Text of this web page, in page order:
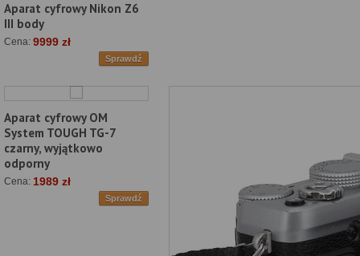
Aparat cyfrowy Nikon Z6
III body
Cena: 9999 zł
Sprawdź
Aparat cyfrowy OM
System TOUGH TG-7
czarny, wyjątkowo
odporny
Cena: 1989 zł
Sprawdź